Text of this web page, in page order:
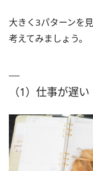
大きく3パターンを
考えてみましょう。
（1）仕事が遅い